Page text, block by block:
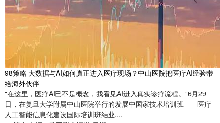
98策略 大数据与AI如何真正进入医疗现场？中山医院把医疗AI经验带
给海外伙伴
“在这里，医疗AI已不是概念，我看见AI进入真实诊疗流程。”6月29
日，在复旦大学附属中山医院举行的发展中国家技术培训班——医疗
人工智能信息化建设国际培训班结业....